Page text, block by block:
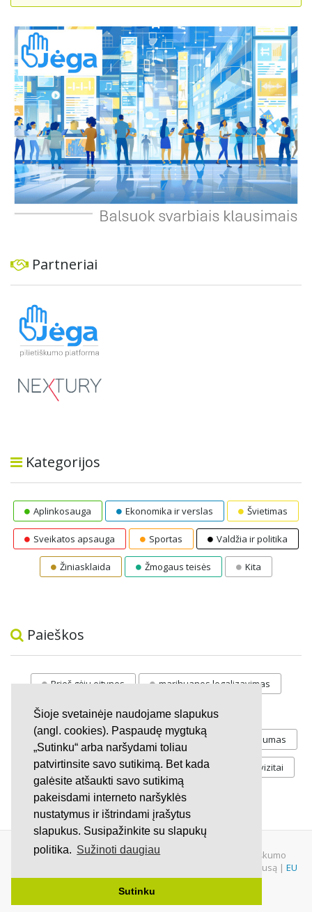
Šioje svetainėje naudojame slapukus
(angl. cookies). Paspaudę mygtuką
„Sutinku“ arba naršydami toliau
patvirtinsite savo sutikimą. Bet kada
galėsite atšaukti savo sutikimą
pakeisdami interneto naršyklės
nustatymus ir ištrindami įrašytus
slapukus. Susipažinkite su slapukų
politika. Sužinoti daugiau
Sutinku
suteikdamas daugiau susisiekimo galimybių tiek
dviratininkams. Gyventojai ragina atlikti techninę,
ekonominę ir transporto analizę, organizuoti viešas
konsultacijas ir integruoti projektą į ilgalaikius miesto
planus, siekiant užtikrinti transporto sistemos patikimumą
ir prisitaikymą prie sparčiai augančio miesto poreikių.
Partneriai
Kategorijos
Aplinkosauga Ekonomika ir verslas Švietimas
Sveikatos apsauga Sportas Valdžia ir politika
Žiniasklaida Žmogaus teisės Kita
Paieškos
Prieš gėju eitynes marihuanos legalizavimas
STOP vaiku atemimas
Pilnos moksleivių vasaros atostogos referendumas
Keliu jaunystės Valandos Rekvizitai
Investicijos
© 2007 - 2026 Ne pelno siekianti organizacija VŠĮ "Pilietiškumo
platformos" į.k. 305719586. Įstaiga turi paramos gavėjo statusą | EU
Petitions|U.S. Petitions
Svetainėje nauduojama